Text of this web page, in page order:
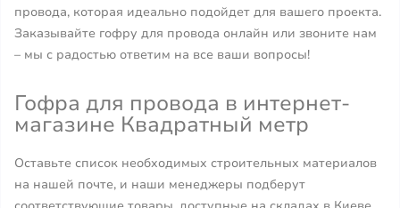
провода, которая идеально подойдет для вашего проекта.
Заказывайте гофру для провода онлайн или звоните нам
– мы с радостью ответим на все ваши вопросы!
Гофра для провода в интернет-
магазине Квадратный метр
Оставьте список необходимых строительных материалов
на нашей почте, и наши менеджеры подберут